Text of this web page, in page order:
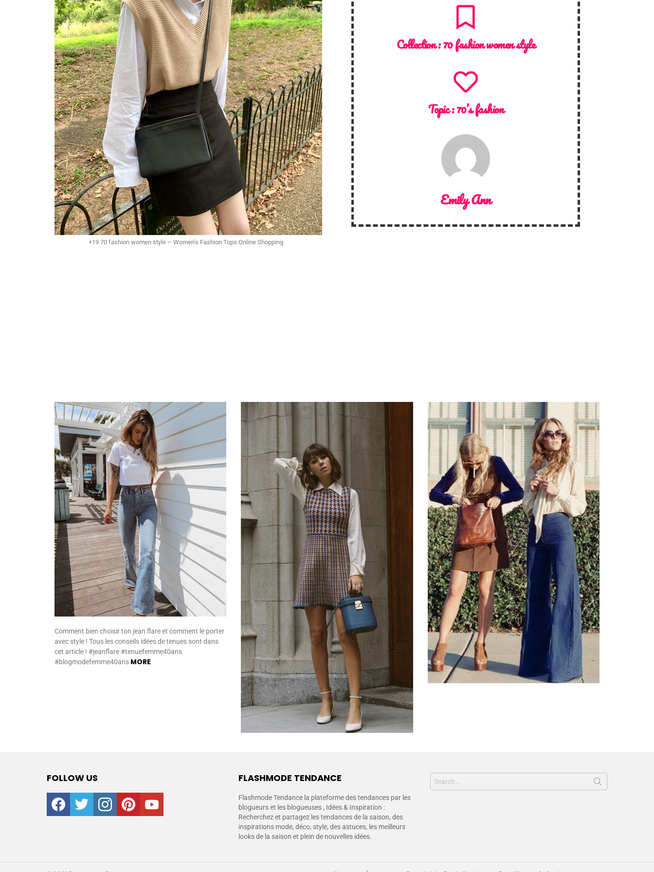
+19 70 fashion women style – Women’s Fashion Tops Online Shopping
Collection :70 fashion women style
Topic :70’s fashion
Emily Ann
Comment bien choisir ton jean flare et comment le porter
avec style ! Tous les conseils idées de tenues sont dans
cet article ! #jeanflare #tenuefemme40ans
#blogmodefemme40ans MORE
FOLLOW US
facebooktwitter instagrampinterestyoutube
FLASHMODE TENDANCE
Flashmode Tendance la plateforme des tendances par les
blogueurs et les blogueuses , Idées & Inspiration :
Recherchez et partagez les tendances de la saison, des
inspirations mode, déco, style, des astuces, les meilleurs
looks de la saison et plein de nouvelles idées.